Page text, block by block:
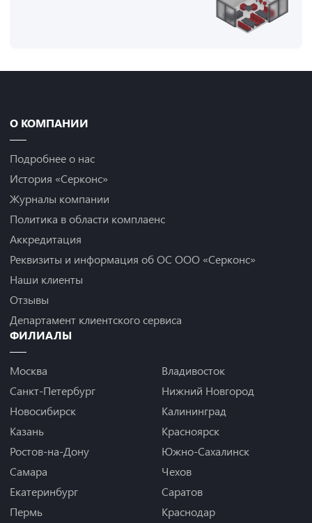
О КОМПАНИИ
Подробнее о нас
История «Серконс»
Журналы компании
Политика в области комплаенс
Аккредитация
Реквизиты и информация об ОС ООО «Серконс»
Наши клиенты
Отзывы
Департамент клиентского сервиса
ФИЛИАЛЫ
Москва
Санкт-Петербург
Новосибирск
Казань
Ростов-на-Дону
Самара
Екатеринбург
Пермь
Владивосток
Нижний Новгород
Калининград
Красноярск
Южно-Сахалинск
Чехов
Саратов
Краснодар